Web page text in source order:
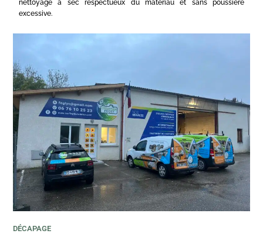
nettoyage à sec respectueux du matériau et sans poussière
excessive.
DÉCAPAGE